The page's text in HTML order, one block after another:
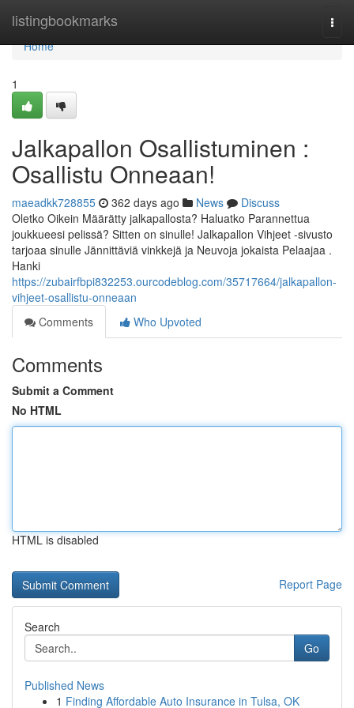
listingbookmarks
Home
Home
1
Jalkapallon Osallistuminen :
Osallistu Onneaan!
maeadkk728855 362 days ago News
Discuss
Oletko Oikein Määrätty jalkapallosta? Haluatko Parannettua
joukkueesi pelissä? Sitten on sinulle! Jalkapallon Vihjeet -sivusto
tarjoaa sinulle Jännittäviä vinkkejä ja Neuvoja jokaista Pelaajaa .
Hanki
https://zubairfbpi832253.ourcodeblog.com/35717664/jalkapallon-
vihjeet-osallistu-onneaan
Comments
Who Upvoted
Comments
Submit a Comment
No HTML
HTML is disabled
Report Page
Search
Go
Published News
1 Finding Affordable Auto Insurance in Tulsa, OK